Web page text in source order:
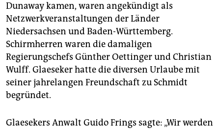
Dunaway kamen, waren angekündigt als
Netzwerkveranstaltungen der Länder
Niedersachsen und Baden-Württemberg.
Schirmherren waren die damaligen
Regierungschefs Günther Oettinger und Christian
Wulff. Glaeseker hatte die diversen Urlaube mit
seiner jahrelangen Freundschaft zu Schmidt
begründet.
Glaesekers Anwalt Guido Frings sagte: „Wir werden